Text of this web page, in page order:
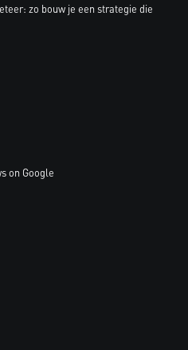
zo bouw je een strategie die
on Google